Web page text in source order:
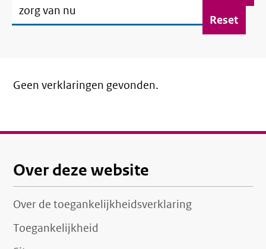
Geen verklaringen gevonden.
Over deze website
Over de toegankelijkheidsverklaring
Toegankelijkheid